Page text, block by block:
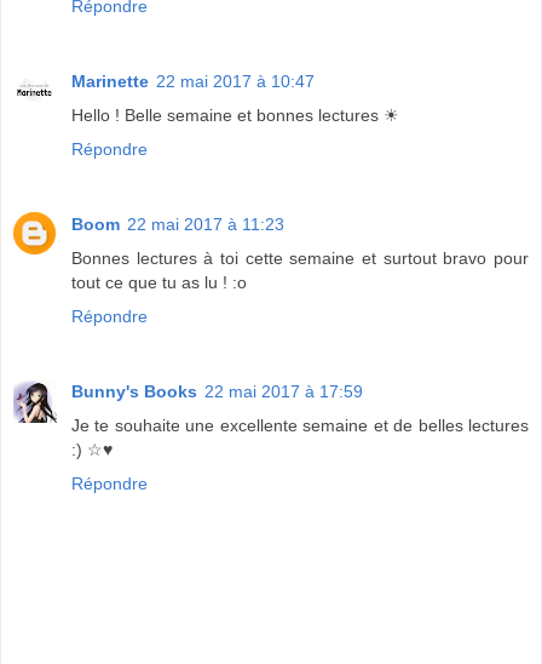
Répondre
Marinette 22 mai 2017 à 10:47
Hello ! Belle semaine et bonnes lectures ☀
Répondre
Boom 22 mai 2017 à 11:23
Bonnes lectures à toi cette semaine et surtout bravo pour
tout ce que tu as lu ! :o
Répondre
Bunny's Books 22 mai 2017 à 17:59
Je te souhaite une excellente semaine et de belles lectures
:) ☆♥
Répondre